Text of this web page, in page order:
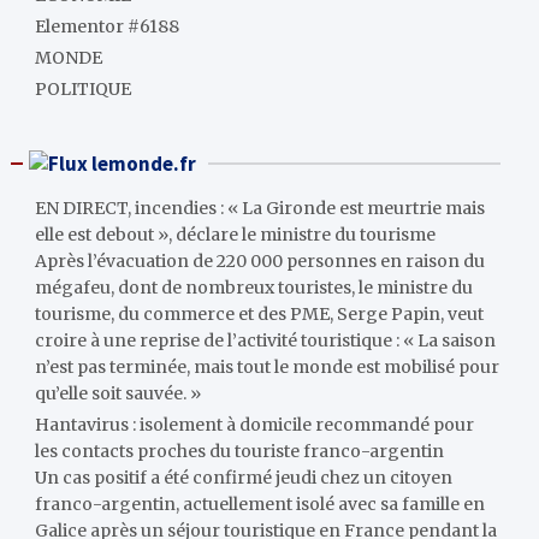
Elementor #6188
MONDE
POLITIQUE
lemonde.fr
EN DIRECT, incendies : « La Gironde est meurtrie mais
elle est debout », déclare le ministre du tourisme
Après l’évacuation de 220 000 personnes en raison du
mégafeu, dont de nombreux touristes, le ministre du
tourisme, du commerce et des PME, Serge Papin, veut
croire à une reprise de l’activité touristique : « La saison
n’est pas terminée, mais tout le monde est mobilisé pour
qu’elle soit sauvée. »
Hantavirus : isolement à domicile recommandé pour
les contacts proches du touriste franco-argentin
Un cas positif a été confirmé jeudi chez un citoyen
franco-argentin, actuellement isolé avec sa famille en
Galice après un séjour touristique en France pendant la